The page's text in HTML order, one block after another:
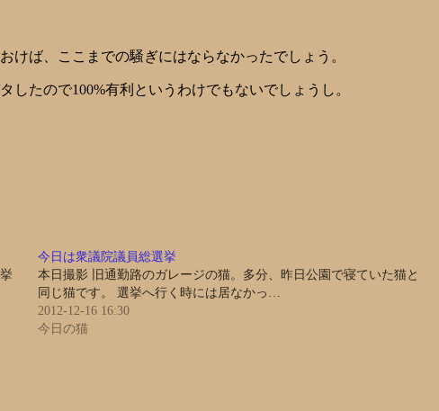
ば、ここまでの騒ぎにはならなかったでしょう。
たので100%有利というわけでもないでしょうし。
今日は衆議院議員総選挙
本日撮影 旧通勤路のガレージの猫。多分、昨日公園で寝ていた猫と
同じ猫です。 選挙へ行く時には居なかっ…
2012-12-16 16:30
今日の猫